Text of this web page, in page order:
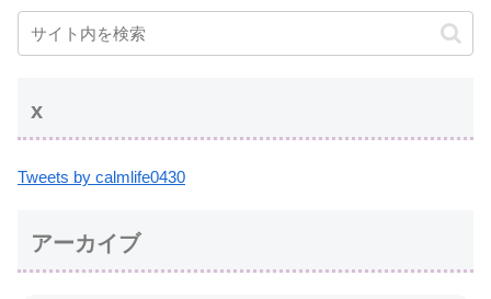
x
Tweets by calmlife0430
アーカイブ